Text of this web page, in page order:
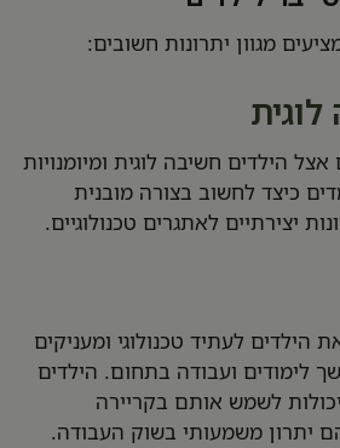
מגוון יתרונות חשובים:
הילדים חשיבה לוגית ומיומנויות
כיצד לחשוב בצורה מובנית
יצירתיים לאתגרים טכנולוגיים.
הילדים לעתיד טכנולוגי ומעניקים
לימודים ועבודה בתחום. הילדים
לשמש אותם בקריירה
יתרון משמעותי בשוק העבודה.